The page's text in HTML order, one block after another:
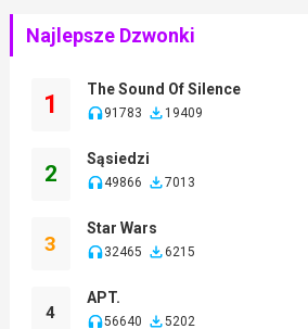
Najlepsze Dzwonki
1
The Sound Of Silence
91783 19409
2
Sąsiedzi
49866 7013
3
Star Wars
32465 6215
4
APT.
56640 5202